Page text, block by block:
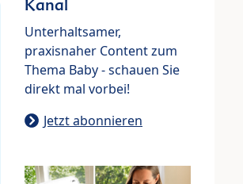
Kanal
Unterhaltsamer,
praxisnaher Content zum
Thema Baby - schauen Sie
direkt mal vorbei!
Jetzt abonnieren